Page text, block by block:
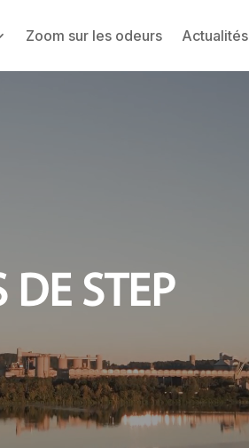
Zoom sur les odeurs Actualités
DE STEP